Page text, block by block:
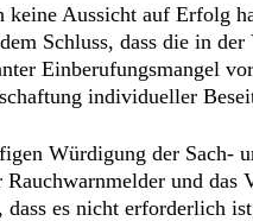
keine Aussicht auf Erfolg
Schluss, dass die in
Einberufungsmangel
individueller
Würdigung der
und
es nicht erforderlich